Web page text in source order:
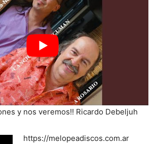
y nos veremos!! Ricardo Debeljuh
https://melopeadiscos.com.ar